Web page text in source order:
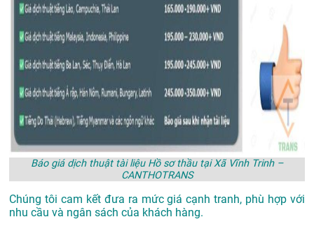
Báo giá dịch thuật tài liệu Hồ sơ thầu tại Xã Vĩnh Trinh –
CANTHOTRANS
Chúng tôi cam kết đưa ra mức giá cạnh tranh, phù hợp với
nhu cầu và ngân sách của khách hàng.